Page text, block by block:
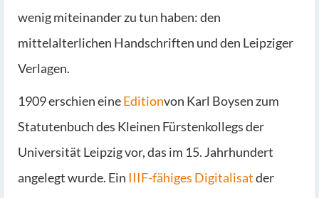
wenig miteinander zu tun haben: den
mittelalterlichen Handschriften und den Leipziger
Verlagen.
1909 erschien eineEditionvon Karl Boysen zum
Statutenbuch des Kleinen Fürstenkollegs der
Universität Leipzig vor, das im 15. Jahrhundert
angelegt wurde. Ein IIIF-fähiges Digitalisatder